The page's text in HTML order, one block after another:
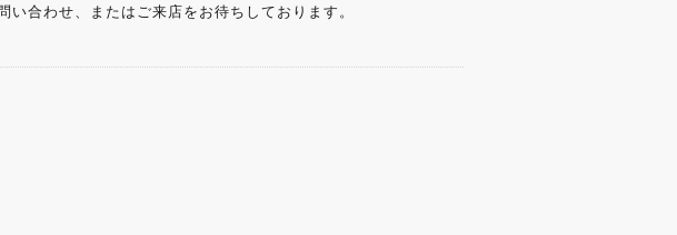
合わせ、またはご来店をお待ちしております。